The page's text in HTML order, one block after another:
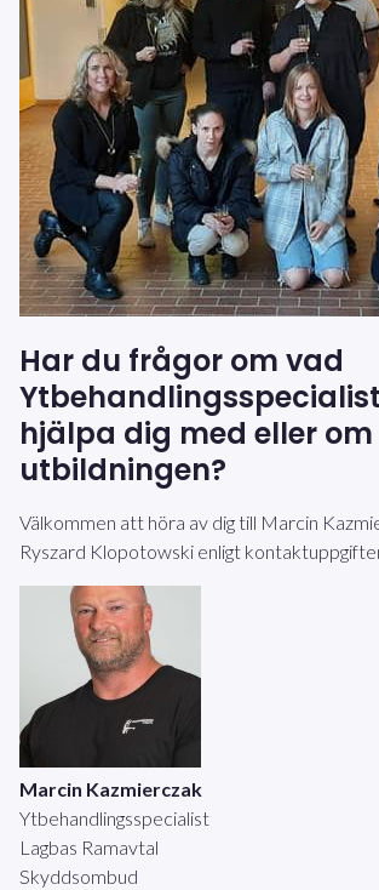
Har du frågor om vad
hjälpa dig med eller om
utbildningen?
Välkommen att höra av dig till Marcin
Ryszard Klopotowski enligt
Marcin Kazmierczak
Ytbehandlingsspecialist
Lagbas Ramavtal
Skyddsombud